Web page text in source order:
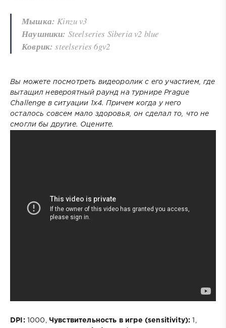
Мышка: Kinzu v3
Наушники: Steelseries Siberia v2 blue
Коврик: steelseries 6gv2
Вы можете посмотреть видеоролик с его участием, где
вытащил невероятный раунд на турнире Prague
Challenge в ситуации 1х4. Причем когда у него
осталось совсем мало здоровья, он сделал то, что не
смогли бы другие. Оцените.
DPI:1000, Чувствительность в игре (sensitivity): 1,